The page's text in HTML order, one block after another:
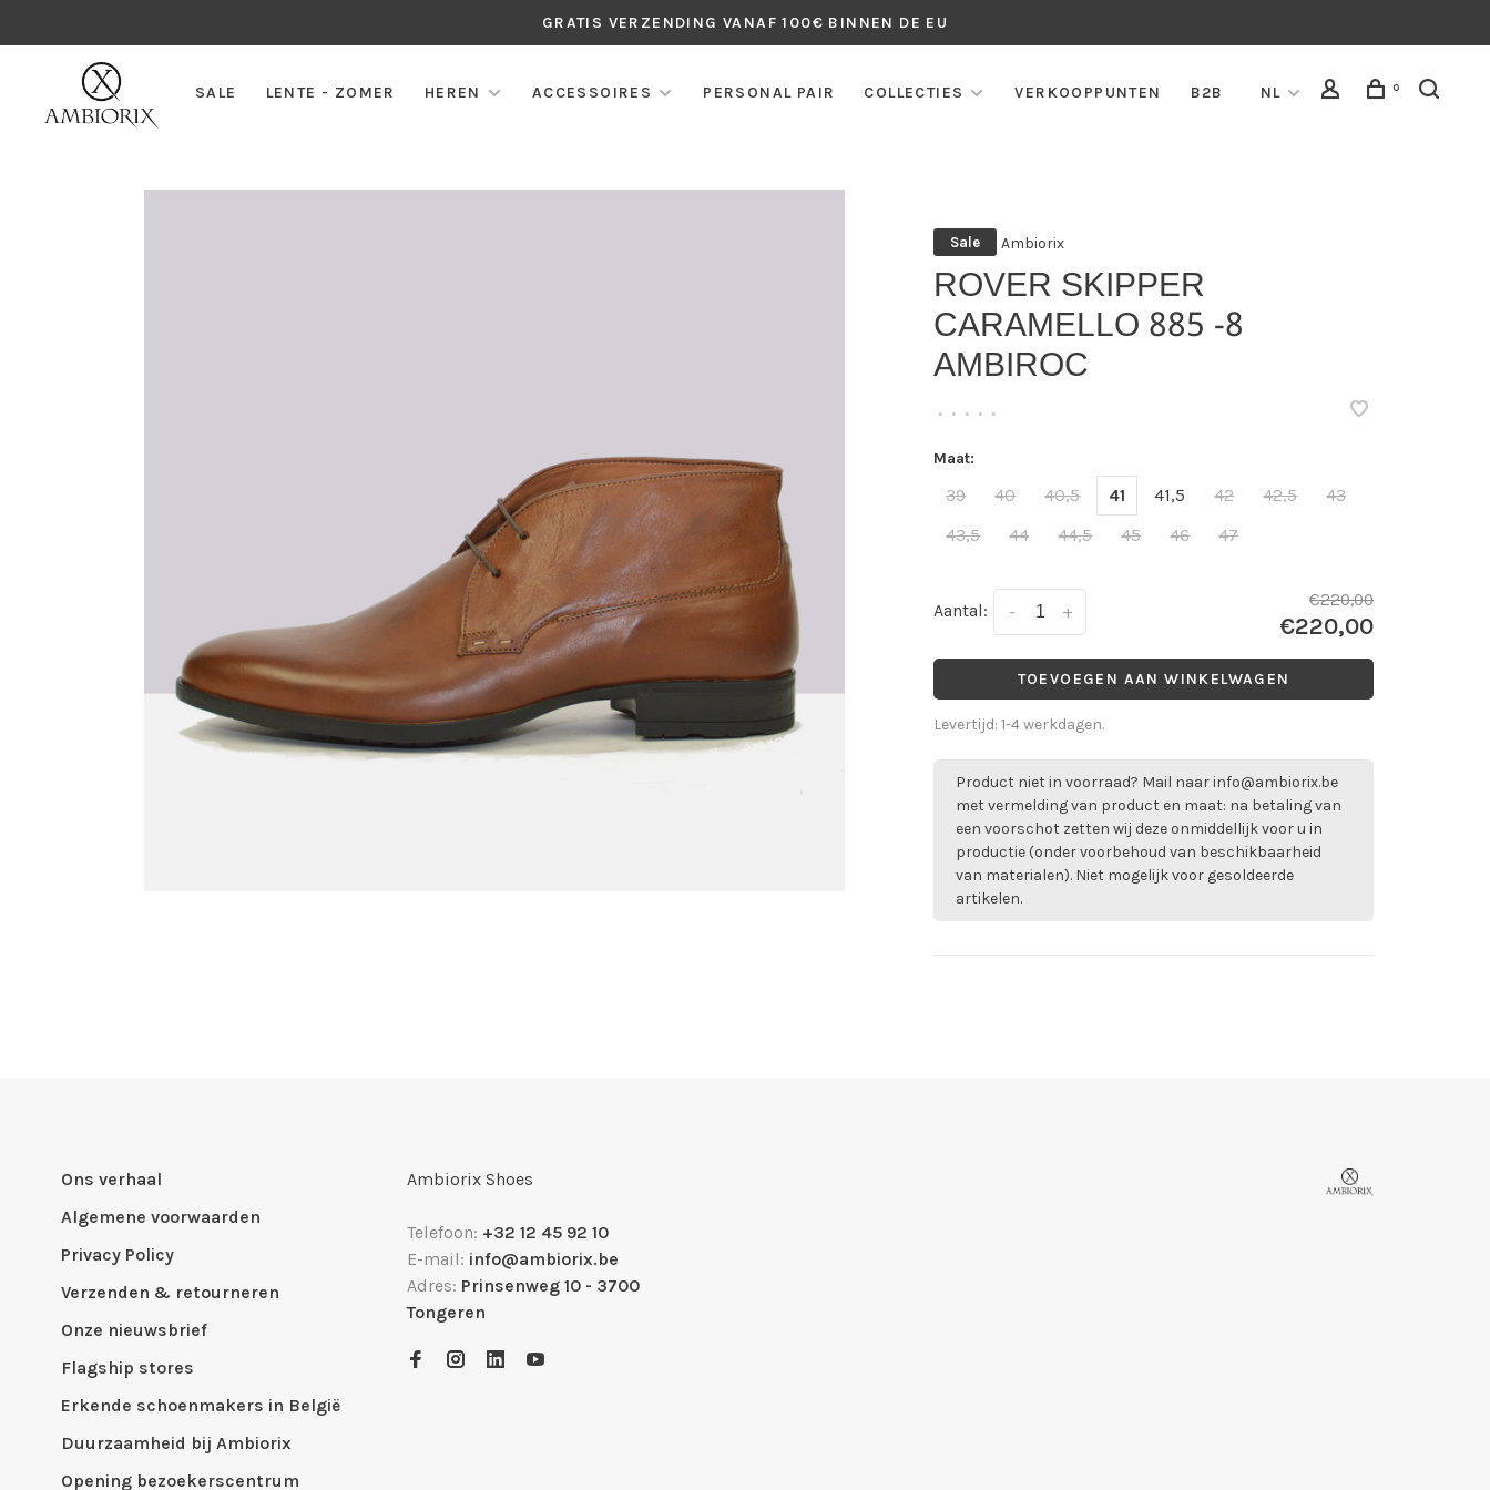
GRATIS VERZENDING VANAF 100€ BINNEN DE EU
SALE LENTE - ZOMER HEREN ACCESSOIRES PERSONAL PAIR COLLECTIES VERKOOPPUNTEN B2B NL 0
Sale Ambiorix
ROVER SKIPPER
CARAMELLO 885 -8
AMBIROC
• • • • •
Maat:
39 40 40,5 41 41,5 42 42,5
43
43,5
44 44,5 45 46 47
Aantal: +
-
€220,00
€220,00
TOEVOEGEN AAN WINKELWAGEN
Levertijd: 1-4 werkdagen.
Product niet in voorraad? Mail naarinfo@ambiorix.be
met vermelding van product en maat: na betaling van
een voorschot zetten wij deze onmiddellijk voor u in
productie (onder voorbehoud van beschikbaarheid
van materialen). Niet mogelijk voor gesoldeerde
artikelen.
Ons verhaal
Algemene voorwaarden
Privacy Policy
Verzenden & retourneren
Onze nieuwsbrief
Flagship stores
Erkende schoenmakers in België
Duurzaamheid bij Ambiorix
Opening bezoekerscentrum
Ambiorix Shoes
Telefoon: +32 12 45 92 10
E-mail: info@ambiorix.be
Adres: Prinsenweg 10 - 3700
Tongeren